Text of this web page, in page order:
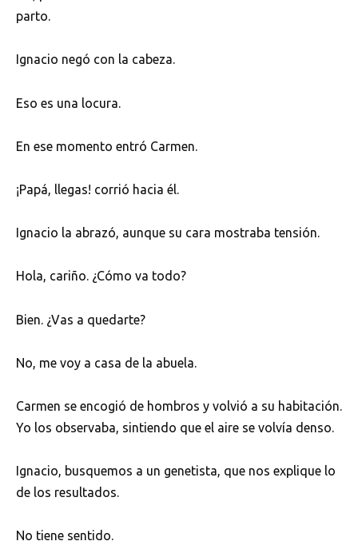
parto.
Ignacio negó con la cabeza.
Eso es una locura.
En ese momento entró Carmen.
¡Papá, llegas! corrió hacia él.
Ignacio la abrazó, aunque su cara mostraba tensión.
Hola, cariño. ¿Cómo va todo?
Bien. ¿Vas a quedarte?
No, me voy a casa de la abuela.
Carmen se encogió de hombros y volvió a su habitación.
Yo los observaba, sintiendo que el aire se volvía denso.
Ignacio, busquemos a un genetista, que nos explique lo
de los resultados.
No tiene sentido.